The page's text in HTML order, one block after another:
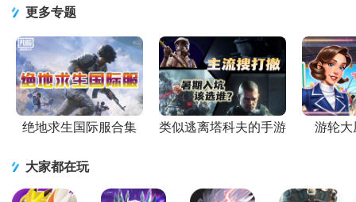
币(逃离暗
影)1.415 最
更多专题
绝地求生国际服合集 类似逃离塔科夫的手游 游轮大
大家都在玩